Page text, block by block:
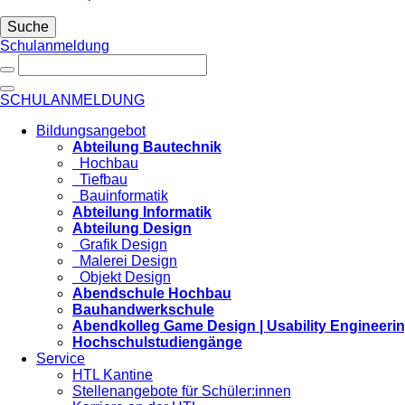
Suche
Schulanmeldung
SCHULANMELDUNG
Bildungsangebot
Abteilung Bautechnik
Hochbau
Tiefbau
Bauinformatik
Abteilung Informatik
Abteilung Design
Grafik Design
Malerei Design
Objekt Design
Abendschule Hochbau
Bauhandwerkschule
Abendkolleg Game Design | Usability
Hochschulstudiengänge
Service
HTL Kantine
Stellenangebote für Schüler:innen